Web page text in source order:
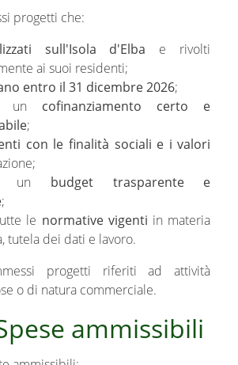
progetti che:
sull'Isola d'Elba e rivolti
ai suoi residenti;
entro il 31 dicembre 2026;
un cofinanziamento certo e
;
con le finalità sociali e i valori
un budget trasparente e
;
le normative vigenti in materia
tutela dei dati e lavoro.
progetti riferiti ad attività
o di natura commerciale.
ammissibili